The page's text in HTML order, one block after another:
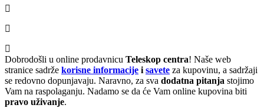
Dobrodošli u online prodavnicu Teleskop centra! Naše web
stranice sadrže korisne informacije i savete za kupovinu, a sadržaji
se redovno dopunjavaju. Naravno, za sva dodatna pitanja stojimo
Vam na raspolaganju. Nadamo se da će Vam online kupovina biti
pravo uživanje.